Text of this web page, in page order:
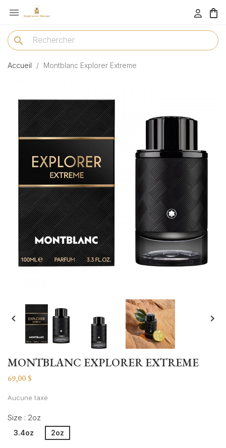
menu 
search
Accueil Montblanc Explorer Extreme
 
MONTBLANC EXPLORER EXTREME
69,00 $
Aucune taxe
Size : 2oz
3.4oz 2oz